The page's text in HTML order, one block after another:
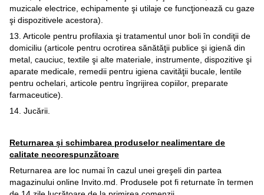
muzicale electrice, echipamente şi utilaje ce funcţionează cu gaze
şi dispozitivele acestora).
13. Articole pentru profilaxia şi tratamentul unor boli în condiţii de
domiciliu (articole pentru ocrotirea sănătăţii publice şi igienă din
metal, cauciuc, textile şi alte materiale, instrumente, dispozitive şi
aparate medicale, remedii pentru igiena cavităţii bucale, lentile
pentru ochelari, articole pentru îngrijirea copiilor, preparate
farmaceutice).
14. Jucării.
Returnarea și schimbarea produselor nealimentare de
calitate necorespunzătoare
Returnarea are loc numai în cazul unei greşeli din partea
magazinului online Invito.md. Produsele pot fi returnate în termen